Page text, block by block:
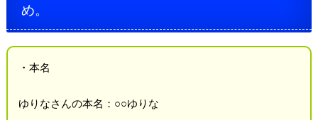
め。
・本名
ゆりなさんの本名：○○ゆりな